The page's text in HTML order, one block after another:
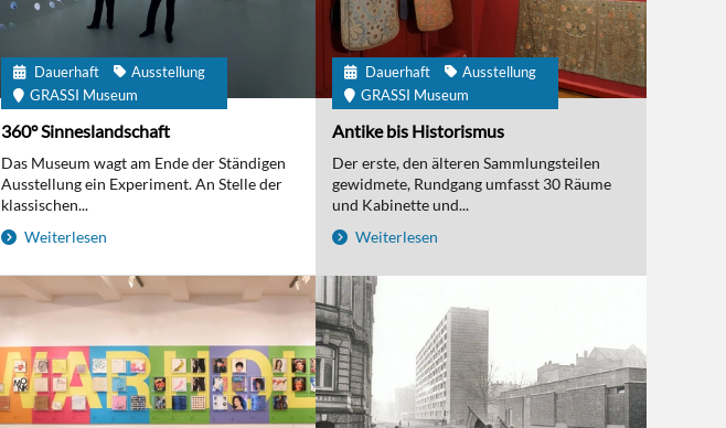
Dauerhaft
Ausstellung
GRASSI Museum
360° Sinneslandschaft
Das Museum wagt am Ende der Ständigen
Ausstellung ein Experiment. An Stelle der
klassischen...
Weiterlesen
Dauerhaft
Ausstellung
GRASSI Museum
Antike bis Historismus
Der erste, den älteren Sammlungsteilen
gewidmete, Rundgang umfasst 30 Räume
und Kabinette und...
Weiterlesen